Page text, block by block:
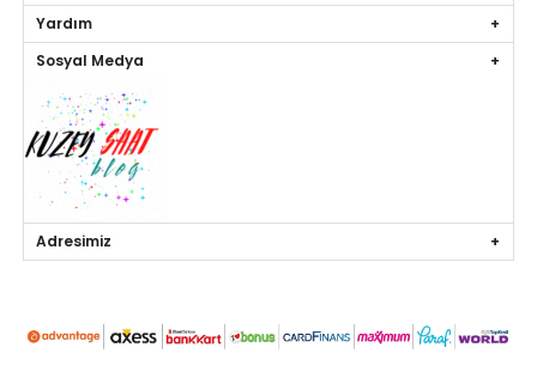
Yardım
Sosyal Medya
Adresimiz